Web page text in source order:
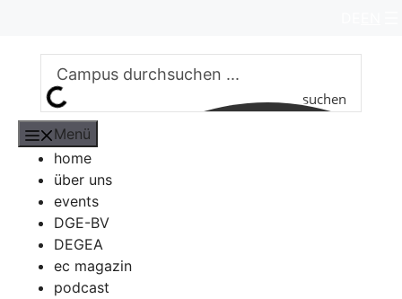
springen
suchen
Menü
home
über uns
events
DGE-BV
DEGEA
ec magazin
podcast